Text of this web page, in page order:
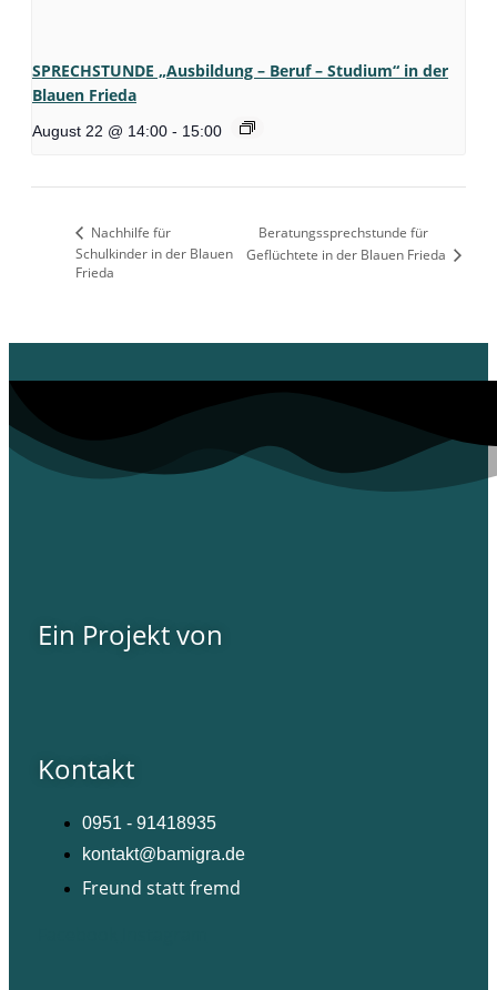
SPRECHSTUNDE „Ausbildung – Beruf – Studium“ in der
Blauen Frieda
August 22 @ 14:00 - 15:00
Nachhilfe für
Schulkinder in der Blauen
Frieda
Beratungssprechstunde für
Geflüchtete in der Blauen Frieda
Ein Projekt von
Kontakt
0951 - 91418935
kontakt@bamigra.de
Freund statt fremd